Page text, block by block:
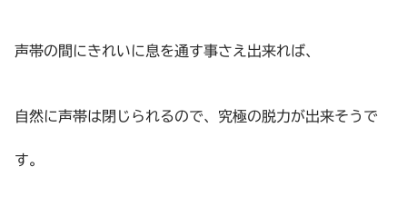
声帯の間にきれいに息を通す事さえ出来れば、
自然に声帯は閉じられるので、究極の脱力が出来そうで
す。